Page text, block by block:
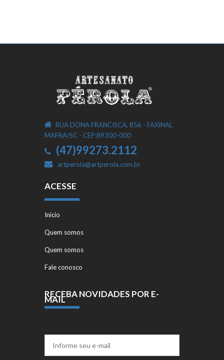
RUA DONA FRANCISCA, 856 - FAXINAL
MAFRA/SC - CEP:89300-000
(47)99273.2112
artperola@artperola.com.br
ACESSE
Inicio
Quem somos
Quem somos
Fale conosco
RECEBA NOVIDADES POR E-
MAIL